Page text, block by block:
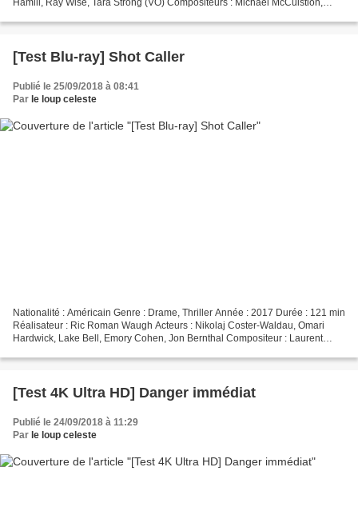
[Test Blu-ray] Shot Caller
Publié le 25/09/2018 à 08:41
Par le loup celeste
Nationalité : Américain Genre : Drame, Thriller Année : 2017 Durée : 121 min
Réalisateur : Ric Roman Waugh Acteurs : Nikolaj Coster-Waldau, Omari
Hardwick, Lake Bell, Emory Cohen, Jon Bernthal Compositeur : Laurent
[Test 4K Ultra HD] Danger immédiat
Publié le 24/09/2018 à 11:29
Par le loup celeste